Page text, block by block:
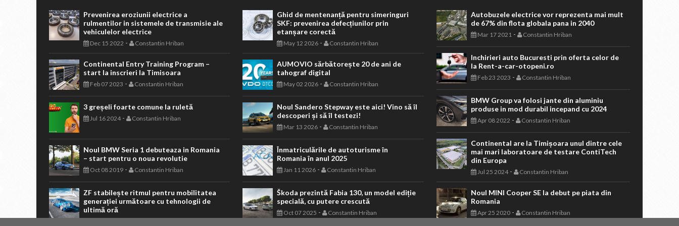
Prevenirea eroziunii electrice a
rulmentilor in sistemele de transmisie ale
vehiculelor electrice
Dec 15 2022 - Constantin Hriban
Continental Entry Training Program –
start la inscrieri la Timisoara
Feb 07 2023 - Constantin Hriban
3 greșeli foarte comune la ruletă
Jul 16 2024- Constantin Hriban
Noul BMW Seria 1 debuteaza in Romania
– start pentru o noua revolutie
Oct 08 2019 - Constantin Hriban
ZF stabilește ritmul pentru mobilitatea
generației următoare cu tehnologii de
ultimă oră
-
Ghid de mentenanță pentru simeringuri
SKF: prevenirea defecțiunilor prin
etanșare corectă
May 12 2026 - Constantin Hriban
AUMOVIO sărbătorește 20 de ani de
tahograf digital
May 02 2026 - Constantin Hriban
Noul Sandero Stepway este aici! Vino să îl
descoperi și să îl testezi!
Mar 13 2026 - Constantin Hriban
Înmatriculările de autoturisme în
Romania în anul 2025
Jan 11 2026 - Constantin Hriban
Škoda prezintă Fabia 130, un model ediție
specială, cu putere crescută
Oct 07 2025 - Constantin Hriban
Autobuzele electrice vor reprezenta mai mult
de 67% din flota globala pana in 2040
Mar 17 2021 - Constantin Hriban
Inchirieri auto Bucuresti prin oferta celor de
la Rent-a-car-otopeni.ro
Feb 23 2023 - Constantin Hriban
BMW Group va folosi jante din aluminiu
produse in mod durabil incepand cu 2024
Apr 08 2022 - Constantin Hriban
Continental are la Timișoara unul dintre cele
mai mari laboratoare de testare ContiTech
din Europa
Jul 25 2024- Constantin Hriban
Noul MINI Cooper SE la debut pe piata din
Romania
Apr 25 2020- Constantin Hriban